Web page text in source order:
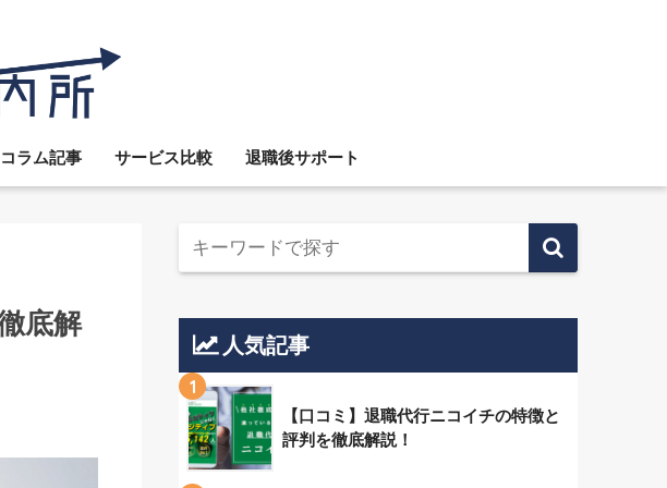
コラム記事 サービス比較 退職後サポート
底解
人気記事
1
【口コミ】退職代行ニコイチの特徴と
評判を徹底解説！